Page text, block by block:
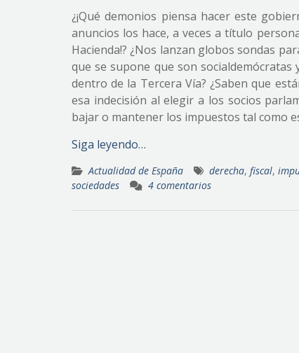
¿¡Qué demonios piensa hacer este
anuncios los hace, a veces a título
Hacienda!? ¿Nos lanzan globos sondas
que se supone que son
dentro de la Tercera Vía? ¿Saben que
esa indecisión al elegir a los socios
bajar o mantener los impuestos tal como
Siga leyendo…
Actualidad de España derecha, fiscal,
sociedades
4 comentarios